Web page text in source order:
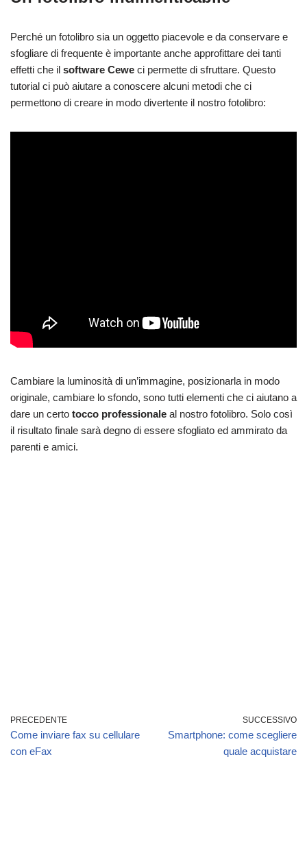
Perché un fotolibro sia un oggetto piacevole e da conservare e
sfogliare di frequente è importante anche approfittare dei tanti
effetti che il software Cewe ci permette di sfruttare. Questo
tutorial ci può aiutare a conoscere alcuni metodi che ci
permettono di creare in modo divertente il nostro fotolibro:
Cambiare la luminosità di un’immagine, posizionarla in modo
originale, cambiare lo sfondo, sono tutti elementi che ci aiutano a
dare un certo tocco professionale al nostro fotolibro. Solo così
il risultato finale sarà degno di essere sfogliato ed ammirato da
parenti e amici.
PRECEDENTE
Come inviare fax su cellulare
con eFax
SUCCESSIVO
Smartphone: come scegliere
quale acquistare